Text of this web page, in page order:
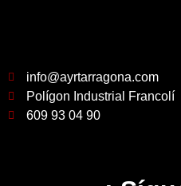
info@ayrtarragona.com
Polígon Industrial Francolí
609 93 04 90